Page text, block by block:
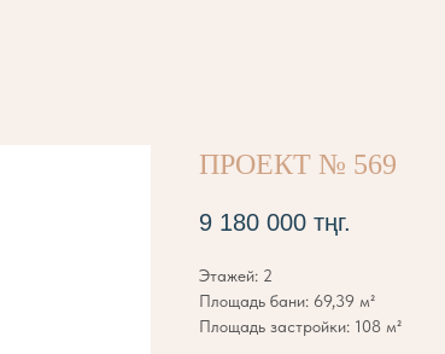
ПРОЕКТ № 569
9 180 000 тңг.
Этажей: 2
Площадь бани: 69,39 м²
Площадь застройки: 108 м²